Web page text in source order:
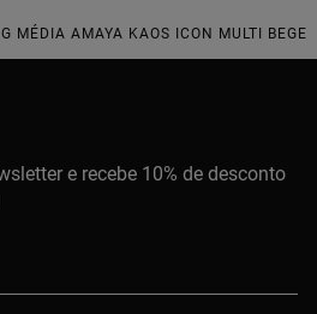
MÉDIA AMAYA KAOS ICON MULTI BEGE
e recebe 10% de desconto